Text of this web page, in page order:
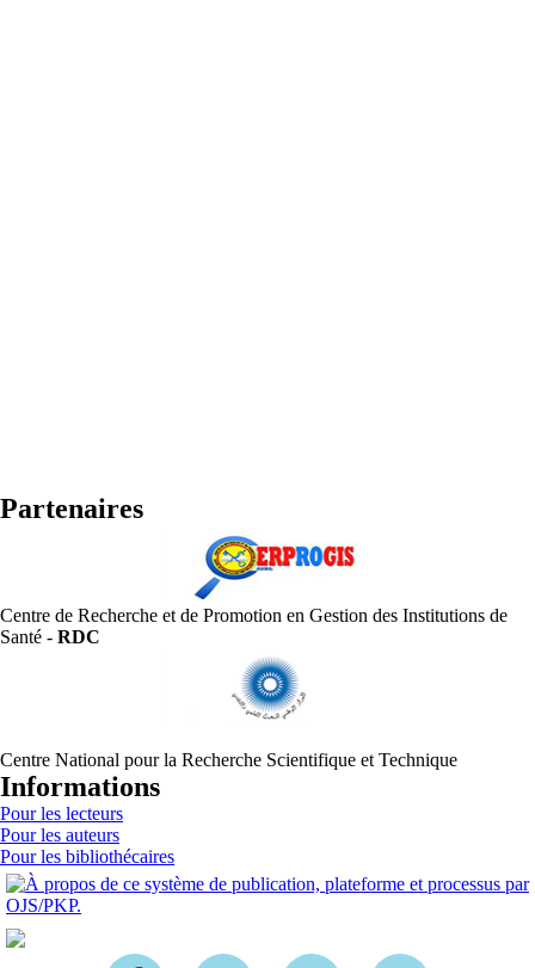
Partenaires
Centre de Recherche et de Promotion en Gestion des Institutions de
Santé - RDC
Centre National pour la Recherche Scientifique et Technique
Informations
Pour les lecteurs
Pour les auteurs
Pour les bibliothécaires